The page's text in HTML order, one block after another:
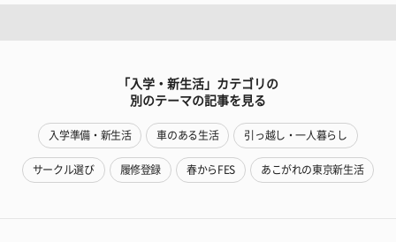
「入学・新生活」カテゴリの
別のテーマの記事を見る
入学準備・新生活 車のある生活 引っ越し・一人暮らし
サークル選び 履修登録 春からFES あこがれの東京新生活